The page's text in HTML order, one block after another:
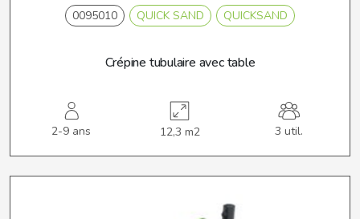
0095010 QUICK SAND QUICKSAND
Crépine tubulaire avec table
2-9 ans 12,3 m2 3 util.